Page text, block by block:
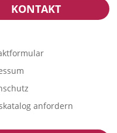
KONTAKT
anfordern